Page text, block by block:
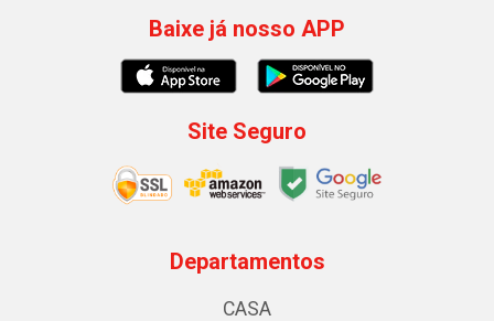
Baixe já nosso APP
Site Seguro
Departamentos
CASA